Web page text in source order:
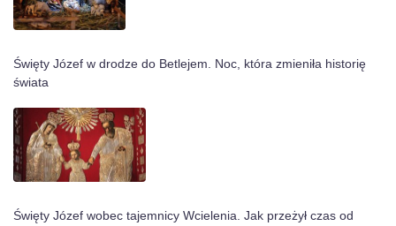
Święty Józef w drodze do Betlejem. Noc, która zmieniła historię
świata
Święty Józef wobec tajemnicy Wcielenia. Jak przeżył czas od